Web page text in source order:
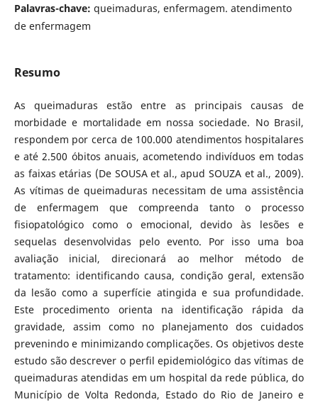
Palavras-chave: queimaduras, enfermagem. atendimento
de enfermagem
Resumo
As queimaduras estão entre as principais causas de
morbidade e mortalidade em nossa sociedade. No Brasil,
respondem por cerca de 100.000 atendimentos hospitalares
e até 2.500 óbitos anuais, acometendo indivíduos em todas
as faixas etárias (De SOUSA et al., apud SOUZA et al., 2009).
As vítimas de queimaduras necessitam de uma assistência
de enfermagem que compreenda tanto o processo
fisiopatológico como o emocional, devido às lesões e
sequelas desenvolvidas pelo evento. Por isso uma boa
avaliação inicial, direcionará ao melhor método de
tratamento: identificando causa, condição geral, extensão
da lesão como a superfície atingida e sua profundidade.
Este procedimento orienta na identificação rápida da
gravidade, assim como no planejamento dos cuidados
prevenindo e minimizando complicações. Os objetivos deste
estudo são descrever o perfil epidemiológico das vítimas de
queimaduras atendidas em um hospital da rede pública, do
Município de Volta Redonda, Estado do Rio de Janeiro e